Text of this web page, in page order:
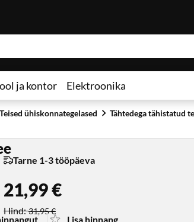
ja kontor Elektroonika
Teised ühiskonnategelased Tähtedega tähistatud
Lisa hinnang
Tarne 1-3 tööpäeva
Soodushind :
21,99 €
Hind: 31,95 €